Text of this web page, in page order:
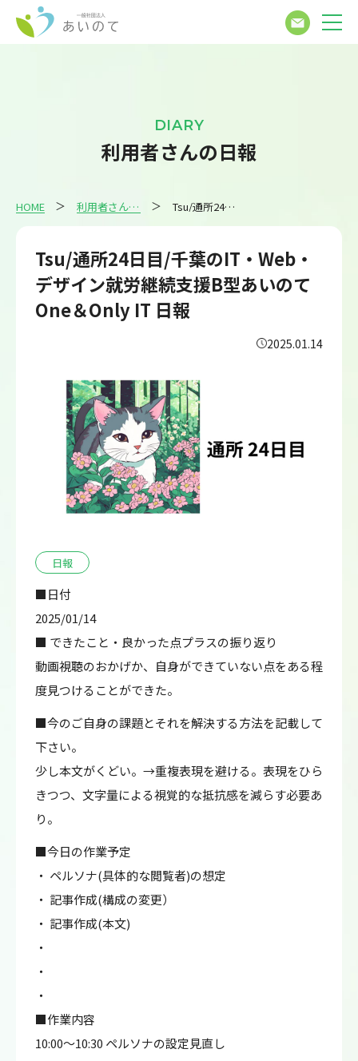
DIARY
利用者さんの日報
HOME 利用者さんの日報 Tsu/通所24日目/千葉のIT・Web・デザイン就労継続支援B型あいのてOne＆Only IT 日報
Tsu/通所24日目/千葉のIT・Web・
デザイン就労継続支援B型あいのて
One＆Only IT 日報
2025.01.14
日報
■日付
2025/01/14
■ できたこと・良かった点プラスの振り返り
動画視聴のおかげか、自身ができていない点をある程
度見つけることができた。
■今のご自身の課題とそれを解決する方法を記載して
下さい。
少し本文がくどい。→重複表現を避ける。表現をひら
きつつ、文字量による視覚的な抵抗感を減らす必要あ
り。
■今日の作業予定
・ ペルソナ(具体的な閲覧者)の想定
・ 記事作成(構成の変更）
・ 記事作成(本文)
・
・
・
■作業内容
10:00～10:30 ペルソナの設定見直し